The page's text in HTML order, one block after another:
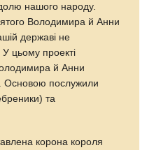
нашого народу.
Володимира й Анни
державі не
цьому проекті
й Анни
Основою послужили
та
корона короля